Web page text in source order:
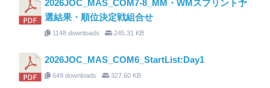
2026JOC_MAS_COM7-8_MM・WMスプリント予
選結果・順位決定戦組合せ
1148 downloads 245.31 KB
2026JOC_MAS_COM6_StartList:Day1
649 downloads 327.60 KB